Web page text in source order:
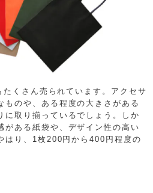
くさん売られています。アクセサ
ものや、ある程度の大きさがある
に取り揃っているでしょう。しか
がある紙袋や、デザイン性の高い
はり、1枚200円から400円程度の